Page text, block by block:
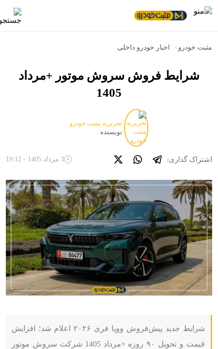
مثبت خودرو> اخبار خودرو داخلی
شرایط فروش سروش موتور +مرداد
1405
تحریریه مثبت خودرو
نویسنده
اشتراک گذاری: 3 مرداد 1405 - 19:12
شرایط جدید پیش‌فروش وویا فری ۲۰۲۶ اعلام شد؛ افزایش
قیمت و تحویل ۹۰ روزه +مرداد 1405 شرکت سروش موتور